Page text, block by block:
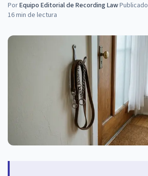
PorEquipo Editorial de Recording Law·Publicado
16min de lectura